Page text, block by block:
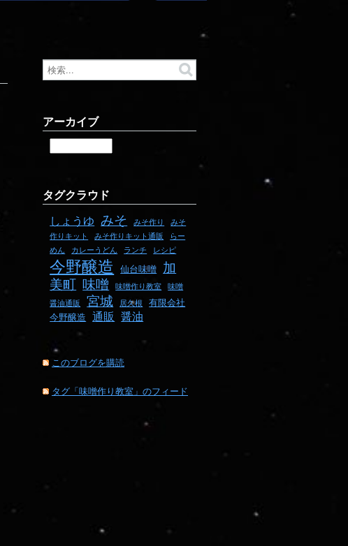
アーカイブ
タグクラウド
しょうゆ みそ みそ作り
みそ
作りキット
みそ作りキット通販
らー
めん
カレーうどん ランチ レシピ
今野醸造 仙台味噌 加
美町 味噌 味噌作り教室
味噌
醤油通販
宮城 居久根
有限会社
今野醸造 通販 醤油
このブログを購読
タグ「味噌作り教室」のフィード